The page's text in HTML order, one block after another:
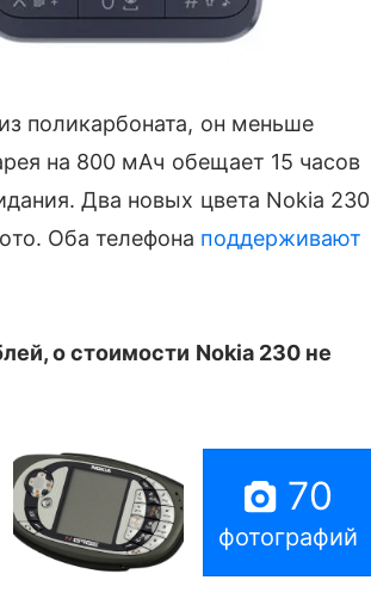
поликарбоната, он меньше
на 800 мАч обещает 15 часов
Два новых цвета Nokia 230
Оба телефона поддерживают
о стоимости Nokia 230 не
70
фотографий